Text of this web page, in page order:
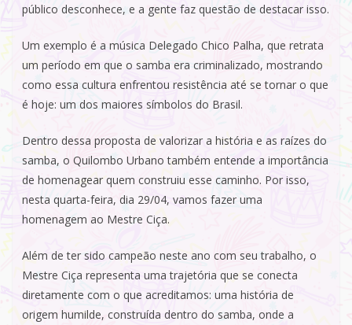
público desconhece, e a gente faz questão de destacar isso.
Um exemplo é a música Delegado Chico Palha, que retrata
um período em que o samba era criminalizado, mostrando
como essa cultura enfrentou resistência até se tornar o que
é hoje: um dos maiores símbolos do Brasil.
Dentro dessa proposta de valorizar a história e as raízes do
samba, o Quilombo Urbano também entende a importância
de homenagear quem construiu esse caminho. Por isso,
nesta quarta-feira, dia 29/04, vamos fazer uma
homenagem ao Mestre Ciça.
Além de ter sido campeão neste ano com seu trabalho, o
Mestre Ciça representa uma trajetória que se conecta
diretamente com o que acreditamos: uma história de
origem humilde, construída dentro do samba, onde a